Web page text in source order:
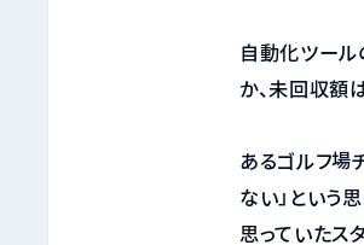
自動化ツール
か、未回収額
あるゴルフ場
ない」という
思っていたス